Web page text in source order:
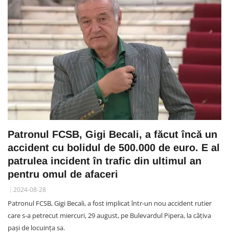
Patronul FCSB, Gigi Becali, a făcut încă un
accident cu bolidul de 500.000 de euro. E al
patrulea incident în trafic din ultimul an
pentru omul de afaceri
2024-08-28
Patronul FCSB, Gigi Becali, a fost implicat într-un nou accident rutier
care s-a petrecut miercuri, 29 august, pe Bulevardul Pipera, la câțiva
pași de locuința sa.